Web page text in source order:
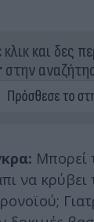
και δες
στην
Μπορεί
να κρύβει